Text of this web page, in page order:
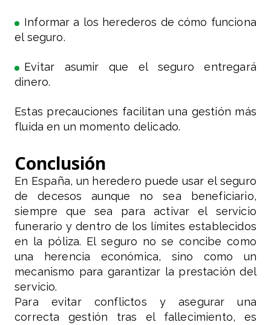
Informar a los herederos de cómo funciona
el seguro.
Evitar asumir que el seguro entregará
dinero.
Estas precauciones facilitan una gestión más
fluida en un momento delicado.
Conclusión
En España, un heredero puede usar el seguro
de decesos aunque no sea beneficiario,
siempre que sea para activar el servicio
funerario y dentro de los límites establecidos
en la póliza. El seguro no se concibe como
una herencia económica, sino como un
mecanismo para garantizar la prestación del
servicio.
Para evitar conflictos y asegurar una
correcta gestión tras el fallecimiento, es